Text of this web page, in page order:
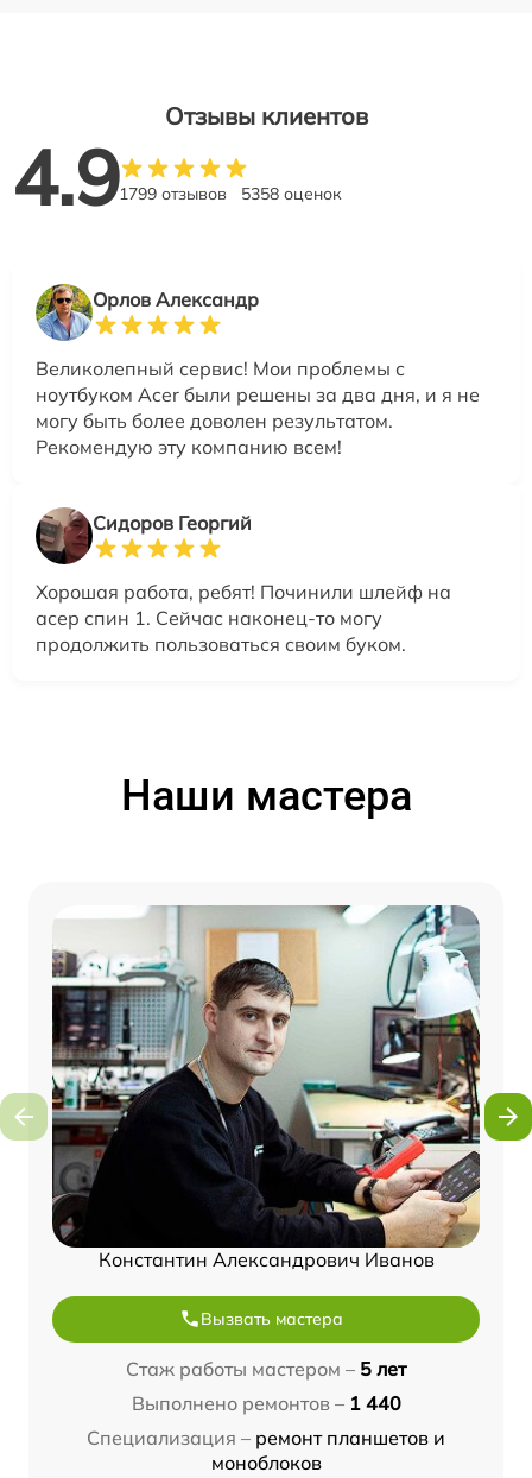
Отзывы клиентов
4.91799 отзывов 5358 оценок
Орлов Александр
Великолепный сервис! Мои проблемы с
ноутбуком Acer были решены за два дня, и я не
могу быть более доволен результатом.
Рекомендую эту компанию всем!
Сидоров Георгий
Хорошая работа, ребят! Починили шлейф на
асер спин 1. Сейчас наконец-то могу
продолжить пользоваться своим буком.
Наши мастера
Константин Александрович Иванов
Вызвать мастера
Стаж работы мастером – 5 лет
Выполнено ремонтов – 1 440
Специализация – ремонт планшетов и
моноблоков